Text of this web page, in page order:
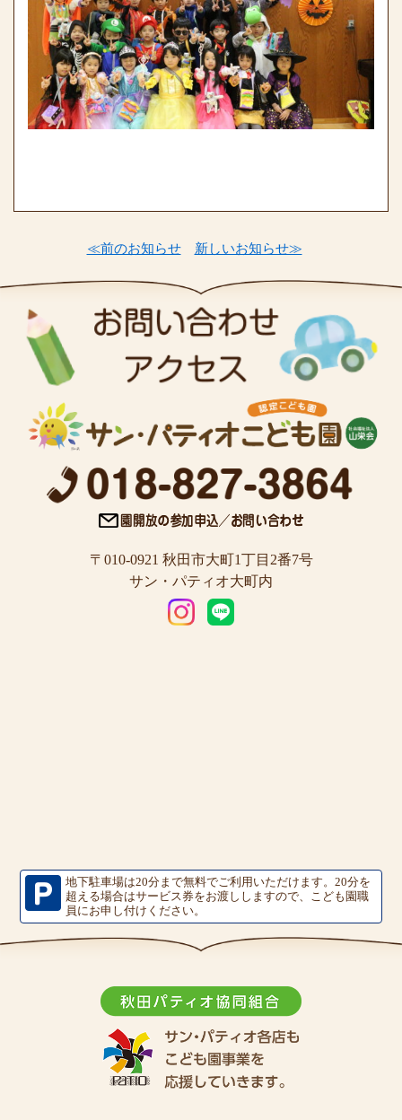
≪前のお知らせ 新しいお知らせ≫
〒010-0921 秋田市大町1丁目2番7号
サン・パティオ大町内
地下駐車場は20分まで無料でご利用いただけます。20分を
超える場合はサービス券をお渡ししますので、こども園職
員にお申し付けください。